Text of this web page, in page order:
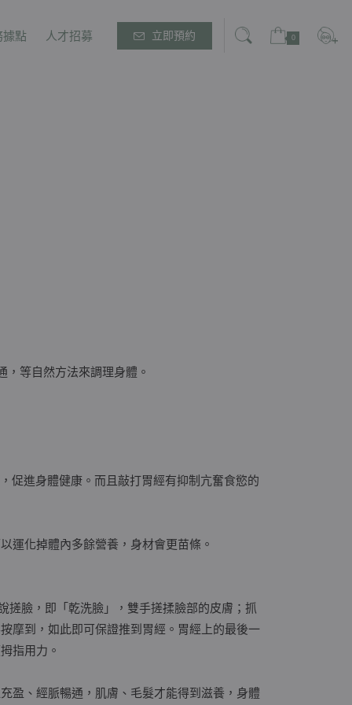
據點 人才招募 立即預約 0
，等自然方法來調理身體。
促進身體健康。而且敲打胃經有抑制亢奮食慾的
運化掉體內多餘營養，身材會更苗條。
臉，即「乾洗臉」，雙手搓揉臉部的皮膚；抓
摩到，如此即可保證推到胃經。胃經上的最後一
指用力。
盈、經脈暢通，肌膚、毛髮才能得到滋養，身體